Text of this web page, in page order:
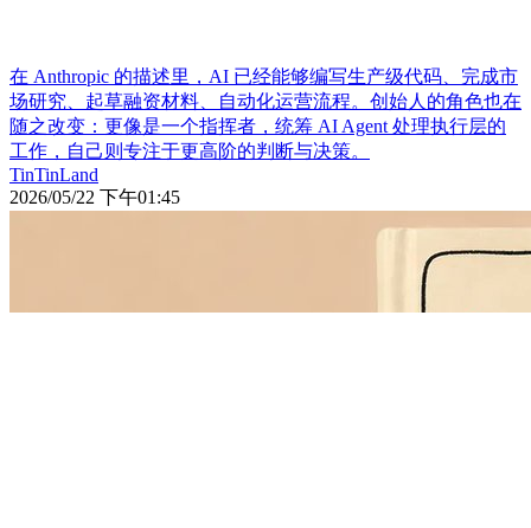
在 Anthropic 的描述里，AI 已经能够编写生产级代码、完成市
场研究、起草融资材料、自动化运营流程。创始人的角色也在
随之改变：更像是一个指挥者，统筹 AI Agent 处理执行层的
工作，自己则专注于更高阶的判断与决策。
TinTinLand
2026/05/22 下午01:45